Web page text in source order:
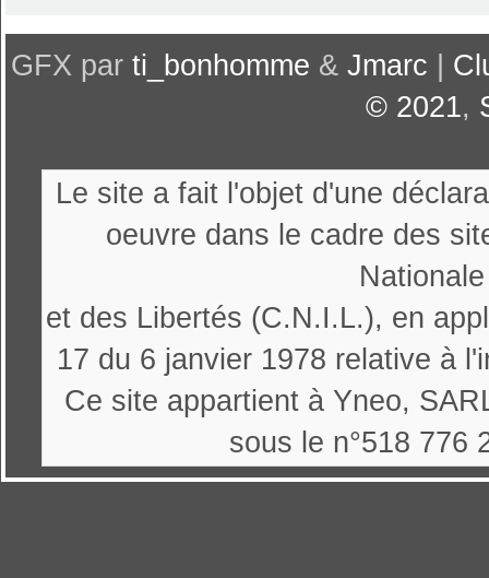
GFX par ti_bonhomme & Jmarc
© 2021,
Le site a fait l'objet d'une
oeuvre dans le cadre des
et des Libertés (C.N.I.L.), en
17 du 6 janvier 1978 relative à
Ce site appartient à Yneo,
sous le n°518 776